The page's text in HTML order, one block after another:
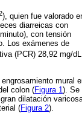
), quien fue valorado
diarreicas con
con tensión
Los exámenes de
(PCR) 28,92 mg/
mural
colon (Figura 1). Se
dilatación
(Figura 2).